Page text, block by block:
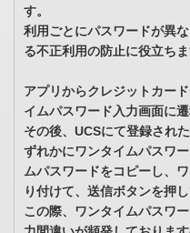
す。
利用ごとにパスワードが異
る不正利用の防止に役立ちま
アプリからクレジットカー
イムパスワード入力画面に遷
その後、UCSにて登録され
ずれかにワンタイムパスワ
ムパスワードをコピーし、
り付けて、送信ボタンを押し
この際、ワンタイムパスワ